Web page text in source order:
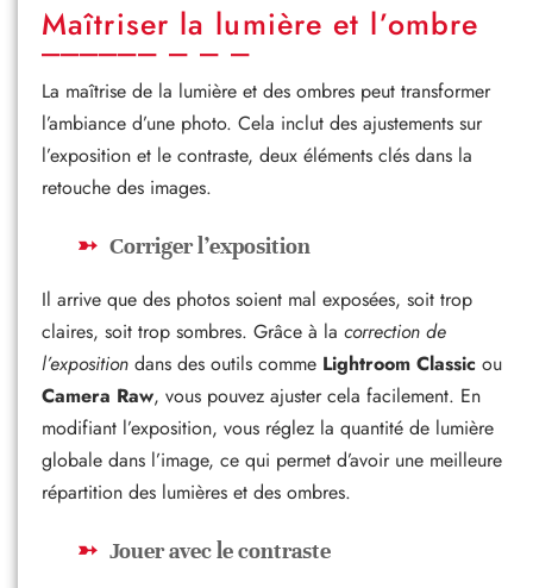
Maîtriser la lumière et l’ombre
La maîtrise de la lumière et des ombres peut transformer
l’ambiance d’une photo. Cela inclut des ajustements sur
l’exposition et le contraste, deux éléments clés dans la
retouche des images.
Corriger l’exposition
Il arrive que des photos soient mal exposées, soit trop
claires, soit trop sombres. Grâce à la correction de
l’exposition dans des outils comme Lightroom Classic ou
Camera Raw, vous pouvez ajuster cela facilement. En
modifiant l’exposition, vous réglez la quantité de lumière
globale dans l’image, ce qui permet d’avoir une meilleure
répartition des lumières et des ombres.
Jouer avec le contraste